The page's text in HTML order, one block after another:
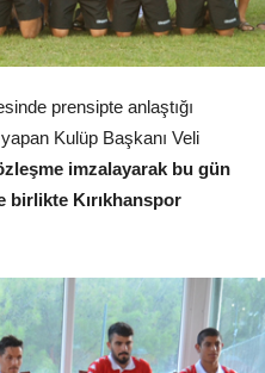
prensipte anlaştığı
Kulüp Başkanı Veli
imzalayarak bu gün
birlikte Kırıkhanspor